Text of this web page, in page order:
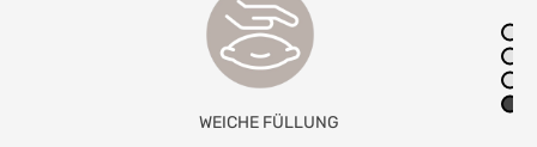
KOMPLETT WASCHBAR